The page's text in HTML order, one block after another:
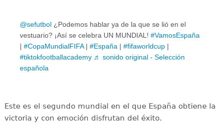
@sefutbol ¿Podemos hablar ya de la que se lió en el
vestuario? ¡Así se celebra UN MUNDIAL! #VamosEspaña
| #CopaMundialFIFA| #España | #fifaworldcup |
#tiktokfootballacademy ♬ sonido original - Selección
española
Este es el segundo mundial en el que España obtiene la
victoria y con emoción disfrutan del éxito.